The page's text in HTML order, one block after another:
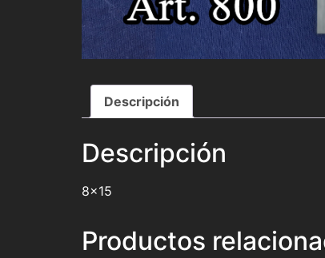
Descripción
Descripción
8×15
Productos